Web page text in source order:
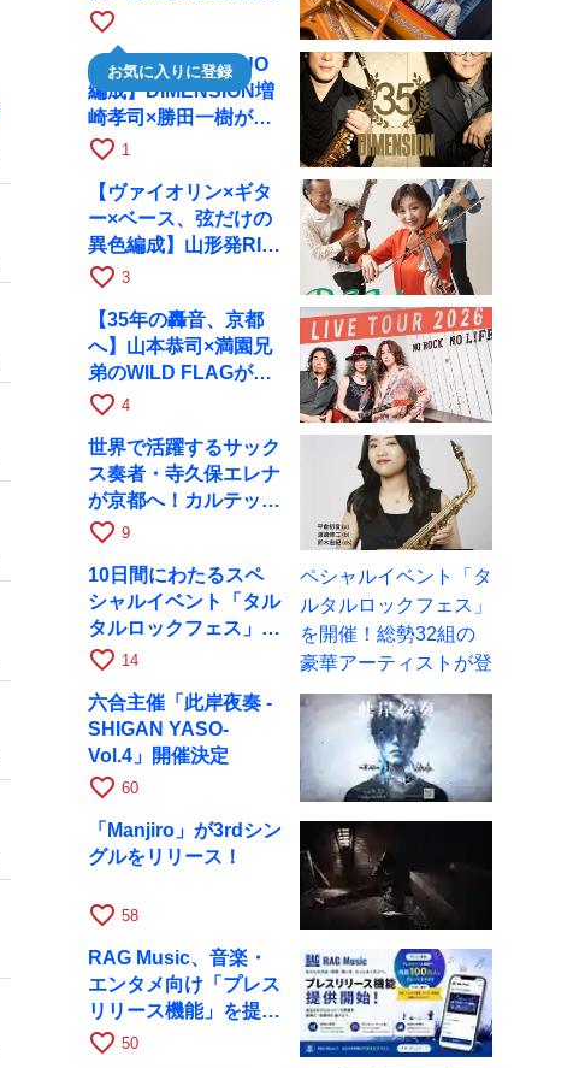
一が11月12日に京都
RAGへ
favorite_border
お気に入りに登録
【35周年で初のDUO
編成】DIMENSION増
崎孝司×勝田一樹が10
月11日に京都RAGへ
favorite_border 1
【ヴァイオリン×ギタ
ー×ベース、弦だけの
異色編成】山形発RIM
が初全国ツアーで8月
favorite_border 3
【35年の轟音、京都
へ】山本恭司×満園兄
弟のWILD FLAGが8
月6日にRAGでライブ
favorite_border 4
世界で活躍するサック
ス奏者・寺久保エレナ
が京都へ！カルテッ
ト・ツアー京都公演を
favorite_border 9
10日間にわたるスペ
シャルイベント「タル
タルロックフェス」を
開催！総勢32組の豪
favorite_border 14
六合主催「此岸夜奏 -
SHIGAN YASO-
Vol.4」開催決定
favorite_border 60
「Manjiro」が3rdシン
グルをリリース！
favorite_border 58
RAG Music、音楽・
エンタメ向け「プレス
リリース機能」を提供
開始
favorite_border 50